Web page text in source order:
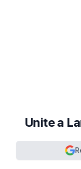
Unite a